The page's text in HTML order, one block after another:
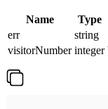
Name Type
err
string
visitorNumber integer